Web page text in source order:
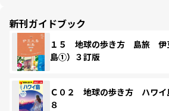
新刊ガイドブック
１５ 地球の歩き方 島旅 伊
島①）３訂版
Ｃ０２ 地球の歩き方 ハワイ
８